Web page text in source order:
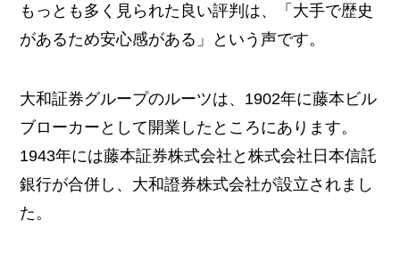
もっとも多く見られた良い評判は、「大手で歴史
があるため安心感がある」という声です。
大和証券グループのルーツは、1902年に藤本ビル
ブローカーとして開業したところにあります。
1943年には藤本証券株式会社と株式会社日本信託
銀行が合併し、大和證券株式会社が設立されまし
た。